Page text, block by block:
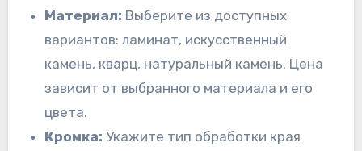
Материал: Выберите из доступных
вариантов: ламинат, искусственный
камень, кварц, натуральный камень. Цена
зависит от выбранного материала и его
цвета.
Кромка: Укажите тип обработки края